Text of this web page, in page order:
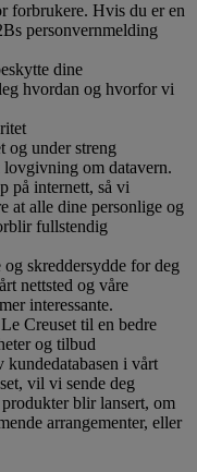
forbrukere. Hvis du er en
personvernmelding
dine
hvordan og hvorfor vi
og under streng
om datavern.
på internett, så vi
at alle dine personlige og
fullstendig
skreddersydde for deg
nettsted og våre
interessante.
Creuset til en bedre
og tilbud
i vårt
vil vi sende deg
blir lansert, om
arrangementer, eller